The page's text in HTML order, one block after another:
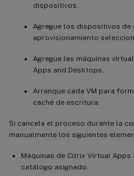
dispositivos.
Agregue los dispositivos
aprovisionamiento
Agregue las máquinas
Apps and Desktops.
Arranque cada VM para
caché de escritura.
Si cancela el proceso durante la
manualmente los siguientes
Máquinas de Citrix Virtual Apps
catálogo asignado.